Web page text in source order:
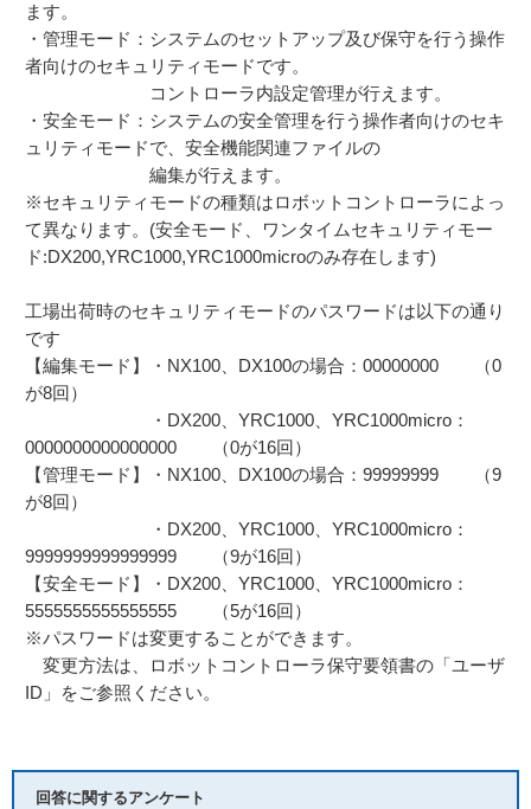
ます。
・管理モード：システムのセットアップ及び保守を行う操作
者向けのセキュリティモードです。
コントローラ内設定管理が行えます。
・安全モード：システムの安全管理を行う操作者向けのセキ
ュリティモードで、安全機能関連ファイルの
編集が行えます。
※セキュリティモードの種類はロボットコントローラによっ
て異なります。(安全モード、ワンタイムセキュリティモー
ド:DX200,YRC1000,YRC1000microのみ存在します)
工場出荷時のセキュリティモードのパスワードは以下の通り
です
【編集モード】・NX100、DX100の場合：00000000 （0
が8回）
・DX200、YRC1000、YRC1000micro：
0000000000000000 （0が16回）
【管理モード】・NX100、DX100の場合：99999999 （9
が8回）
・DX200、YRC1000、YRC1000micro：
9999999999999999 （9が16回）
【安全モード】・DX200、YRC1000、YRC1000micro：
5555555555555555 （5が16回）
※パスワードは変更することができます。
変更方法は、ロボットコントローラ保守要領書の「ユーザ
ID」をご参照ください。
回答に関するアンケート